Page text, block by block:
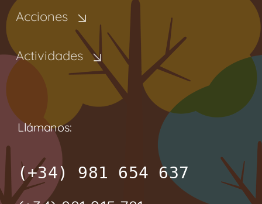
Acciones
Actividades
Llámanos:
(+34) 981 654 637